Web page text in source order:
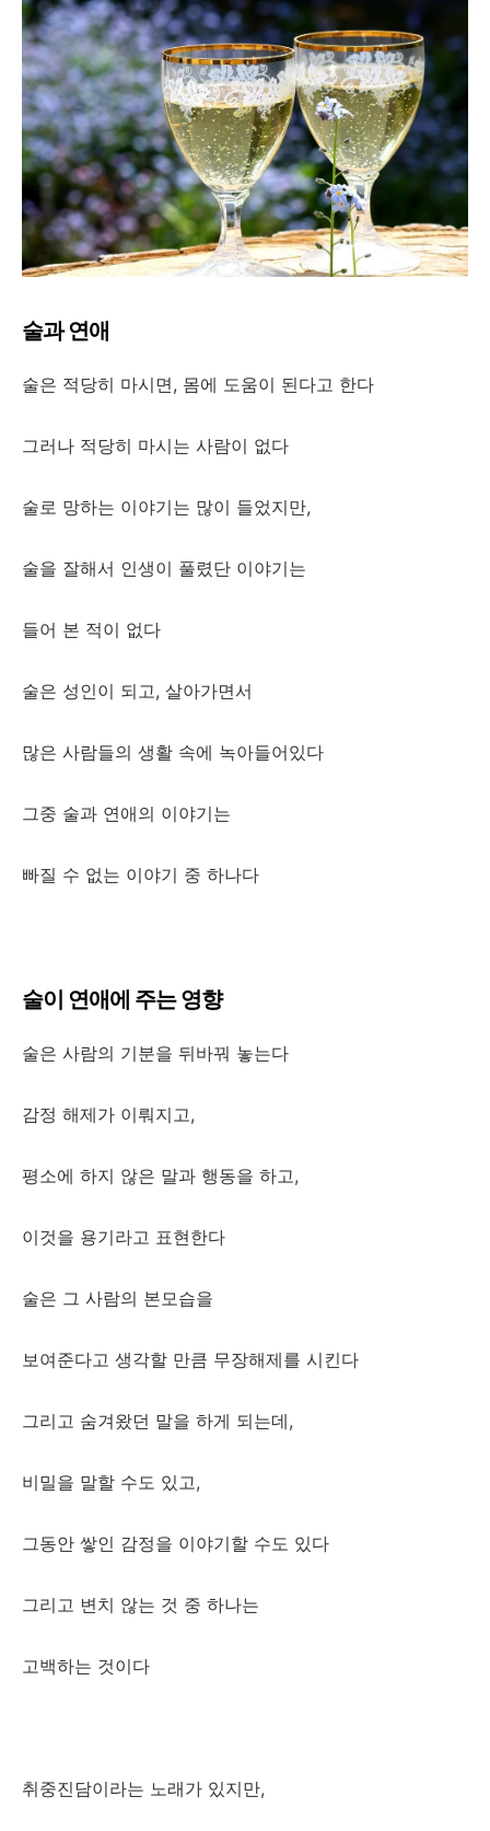
술과 연애
술은 적당히 마시면, 몸에 도움이 된다고 한다
그러나 적당히 마시는 사람이 없다
술로 망하는 이야기는 많이 들었지만,
술을 잘해서 인생이 풀렸단 이야기는
들어 본 적이 없다
술은 성인이 되고, 살아가면서
많은 사람들의 생활 속에 녹아들어있다
그중 술과 연애의 이야기는
빠질 수 없는 이야기 중 하나다
술이 연애에 주는 영향
술은 사람의 기분을 뒤바꿔 놓는다
감정 해제가 이뤄지고,
평소에 하지 않은 말과 행동을 하고,
이것을 용기라고 표현한다
술은 그 사람의 본모습을
보여준다고 생각할 만큼 무장해제를 시킨다
그리고 숨겨왔던 말을 하게 되는데,
비밀을 말할 수도 있고,
그동안 쌓인 감정을 이야기할 수도 있다
그리고 변치 않는 것 중 하나는
고백하는 것이다
취중진담이라는 노래가 있지만,